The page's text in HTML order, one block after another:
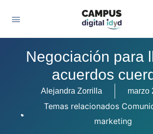
Negociación para
acuerdos
Alejandra Zorrilla marzo
Temas relacionados
marketing